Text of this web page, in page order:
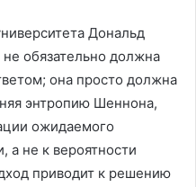
Дональд
обязательно должна
она просто должна
энтропию Шеннона,
ожидаемого
а не к вероятности
приводит к решению